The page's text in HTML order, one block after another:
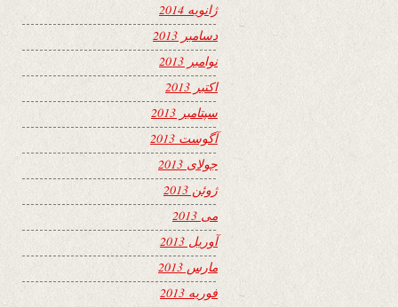
ژانویه 2014
دسامبر 2013
نوامبر 2013
اکتبر 2013
سپتامبر 2013
آگوست 2013
جولای 2013
ژوئن 2013
می 2013
آوریل 2013
مارس 2013
فوریه 2013